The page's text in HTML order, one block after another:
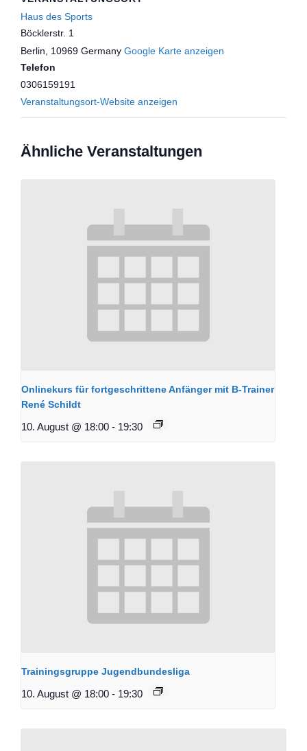
Haus des Sports
Böcklerstr. 1
Berlin
10969 Germany Google Karte anzeigen
Telefon
0306159191
Veranstaltungsort-Website anzeigen
Ähnliche Veranstaltungen
Onlinekurs für fortgeschrittene Anfänger mit B-Trainer
René Schildt
10. August @ 18:00 - 19:30
Trainingsgruppe Jugendbundesliga
10. August @ 18:00 - 19:30